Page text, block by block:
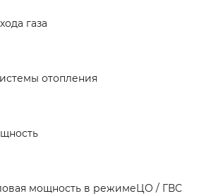
газа
отопления
мощность в режимеЦО / ГВС